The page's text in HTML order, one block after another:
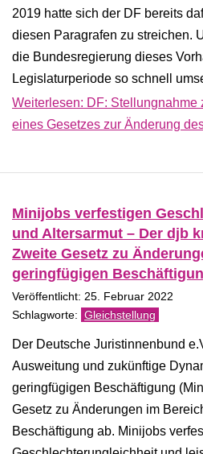
2019 hatte sich der DF bereits
diesen Paragrafen zu streichen.
die Bundesregierung dieses
Legislaturperiode so schnell
Weiterlesen: DF: Stellungnahme
eines Gesetzes zur Änderung
Minijobs verfestigen
und Altersarmut – Der djb
Zweite Gesetz zu
geringfügigen
Veröffentlicht: 25. Februar 2022
Gleichstellung
Der Deutsche Juristinnenbund
Ausweitung und zukünftige
geringfügigen Beschäftigung
Gesetz zu Änderungen im
Beschäftigung ab. Minijobs